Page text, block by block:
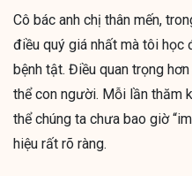
Cô bác anh chị thân mến,
điều quý giá nhất mà tôi học
bệnh tật. Điều quan trọng
thể con người. Mỗi lần thăm
thể chúng ta chưa bao giờ
hiệu rất rõ ràng.